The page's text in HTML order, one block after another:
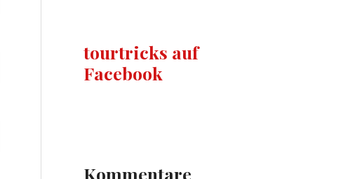
tourtricks auf
Facebook
Kommentare